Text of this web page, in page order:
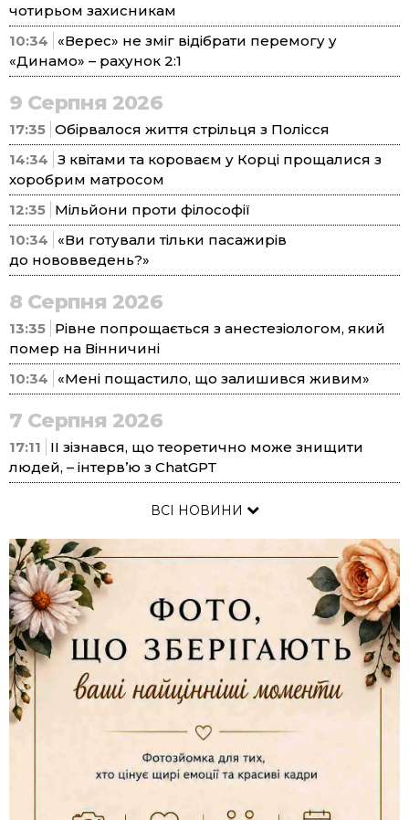
чотирьом захисникам
10:34
«Верес» не зміг відібрати перемогу у
«Динамо» – рахунок 2:1
9 Серпня 2026
17:35 Обірвалося життя стрільця з Полісся
14:34 З квітами та короваєм у Корці прощалися з
хоробрим матросом
12:35 Мільйони проти філософії
10:34
«Ви готували тільки пасажирів
до нововведень?»
8 Серпня 2026
13:35 Рівне попрощається з анестезіологом, який
помер на Вінничині
10:34
«Мені пощастило, що залишився живим»
7 Серпня 2026
17:11
ІІ зізнався, що теоретично може знищити
людей, – інтерв’ю з ChatGPT
ВСІ НОВИНИ